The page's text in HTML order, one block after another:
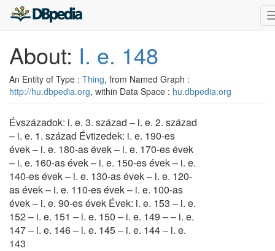
About: I. e. 148
An Entity of Type : Thing, from Named Graph :
http://hu.dbpedia.org, within Data Space : hu.dbpedia.org
Évszázadok: i. e. 3. század – i. e. 2. század
– i. e. 1. század Évtizedek: i. e. 190-es
évek – i. e. 180-as évek – i. e. 170-es évek
– i. e. 160-as évek – i. e. 150-es évek – i. e.
140-es évek – i. e. 130-as évek – i. e. 120-
as évek – i. e. 110-es évek – i. e. 100-as
évek – i. e. 90-es évek Évek: i. e. 153 – i. e.
152 – i. e. 151 – i. e. 150 – i. e. 149 – – i. e.
147 – i. e. 146 – i. e. 145 – i. e. 144 – i. e.
143